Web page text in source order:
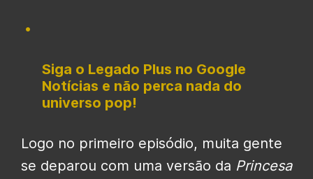
Siga o Legado Plus no Google
Notícias e não perca nada do
universo pop!
Logo no primeiro episódio, muita gente
se deparou com uma versão da Princesa